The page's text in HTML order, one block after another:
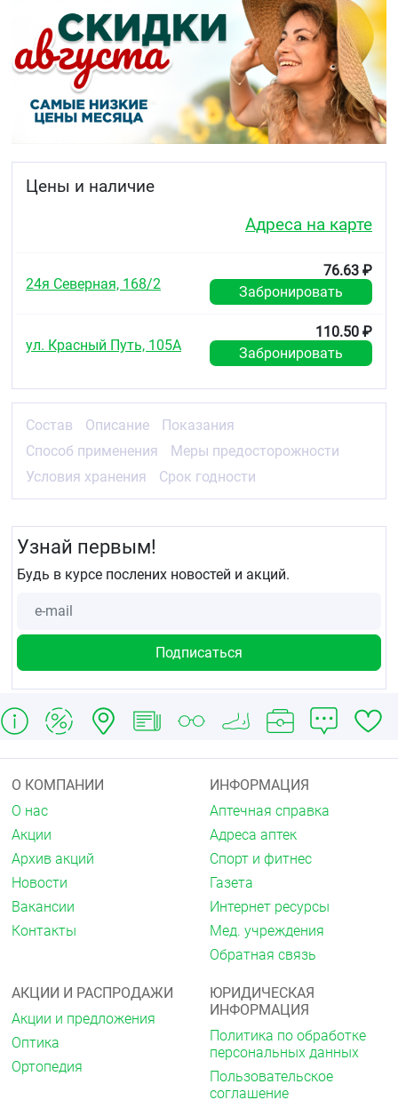
Цены и наличие
Адреса на карте
24я Северная, 168/2
76.63 ₽
Забронировать
ул. Красный Путь, 105А
110.50 ₽
Забронировать
Состав Описание
Показания
Способ применения
Меры предосторожности
Условия хранения
Срок годности
Узнай первым!
Будь в курсе послених новостей и акций.
О КОМПАНИИ
О нас
Акции
Архив акций
Новости
Вакансии
Контакты
ИНФОРМАЦИЯ
Аптечная справка
Адреса аптек
Спорт и фитнес
Газета
Интернет ресурсы
Мед. учреждения
Обратная связь
АКЦИИ И РАСПРОДАЖИ
Акции и предложения
Оптика
Ортопедия
ЮРИДИЧЕСКАЯ
ИНФОРМАЦИЯ
Политика по обработке
персональных данных
Пользовательское
соглашение